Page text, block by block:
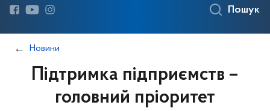
Пошук
Новини
Підтримка підприємств –
головний пріоритет